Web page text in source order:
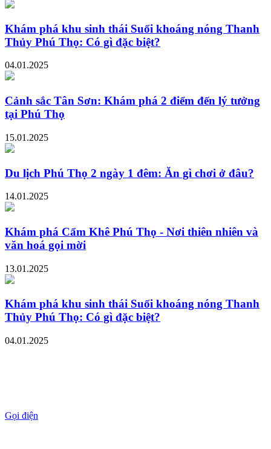
Khám phá khu sinh thái Suối khoáng nóng Thanh
Thủy Phú Thọ: Có gì đặc biệt?
04.01.2025
Cảnh sắc Tân Sơn: Khám phá 2 điểm đến lý tưởng
tại Phú Thọ
15.01.2025
Du lịch Phú Thọ 2 ngày 1 đêm: Ăn gì chơi ở đâu?
14.01.2025
Khám phá Cẩm Khê Phú Thọ - Nơi thiên nhiên và
văn hoá gọi mời
13.01.2025
Khám phá khu sinh thái Suối khoáng nóng Thanh
Thủy Phú Thọ: Có gì đặc biệt?
04.01.2025
Gọi điện